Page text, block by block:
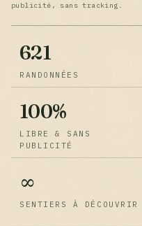
publicité, sans tracking.
621
RANDONNÉES
100%
LIBRE & SANS
PUBLICITÉ
∞
SENTIERS À DÉCOUVRIR